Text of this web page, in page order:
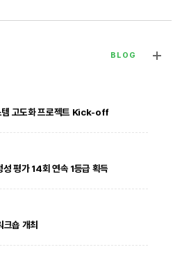
과 김병호 의무원장 인터뷰 | 진료·
BLOG
템 고도화 프로젝트 Kick-off
평가 14회 연속 1등급 획득
숍 개최